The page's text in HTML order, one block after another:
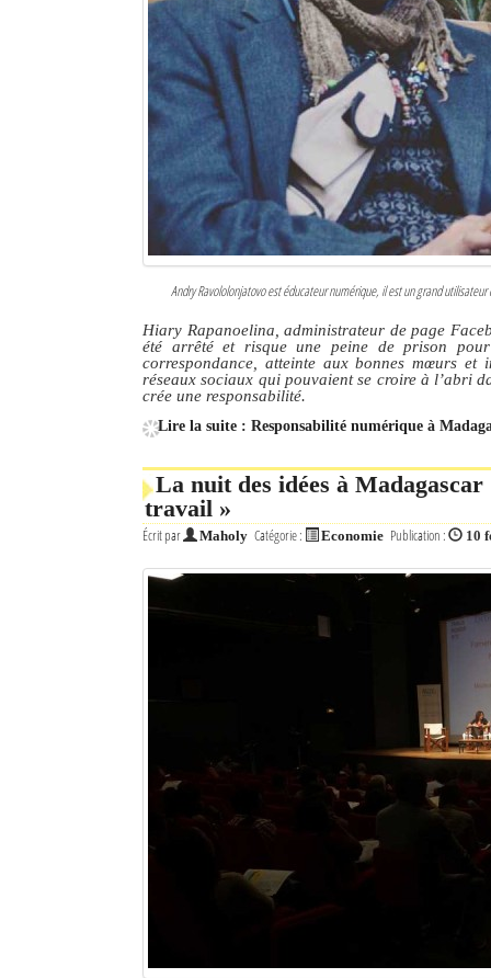
Andry Ravololonjatovo est éducateur numérique, il est un grand
Hiary Rapanoelina, administrateur de page
été arrêté et risque une peine de prison
correspondance, atteinte aux bonnes mœurs
réseaux sociaux qui pouvaient se croire à l’abri
crée une responsabilité.
Lire la suite : Responsabilité numérique à
La nuit des idées à
travail »
Écrit par Maholy Catégorie : Economie Publication : 10